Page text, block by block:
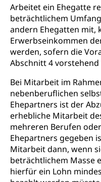
Arbeitet ein Ehegatte
beträchtlichem
andern Ehegatten mit,
Erwerbseinkommen
werden, sofern die
Abschnitt 4
Bei Mitarbeit im
nebenberuflichen
Ehepartners ist der
erhebliche Mitarbeit
mehreren Berufen
Ehepartners gegeben
Mitarbeit dann, wenn
beträchtlichem Masse
hierfür ein Lohn
Niederlassung,
Amt
Ausweise und
Reisepass,
Waffen,
Einbürgerung
Nationalität,
Staatsbürgerschaft,
Bürgerrechts, Verlust
Geburt
Geburtsurkunde,